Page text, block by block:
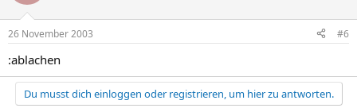
26 November 2003 #6
:ablachen
Du musst dich einloggen oder registrieren, um hier zu antworten.